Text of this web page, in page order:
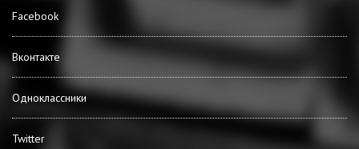
Facebook
Вконтакте
Одноклассники
Twitter